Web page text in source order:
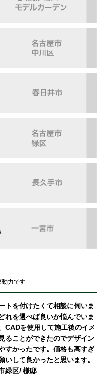
動力です
トを付けたくて相談に伺いま
れを選べば良いか悩んでいま
CADを使用して施工後のイメ
ることができたのでデザイン
すかったです。価格も高すぎ
いして良かったと思います。
緑区/I様邸